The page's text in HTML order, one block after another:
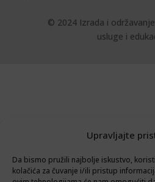
Upravljajte
Da bismo pružili najbolje iskustvo,
kolačića za čuvanje i/ili pristup
© 2024 Izrada i održavanje
usluge i